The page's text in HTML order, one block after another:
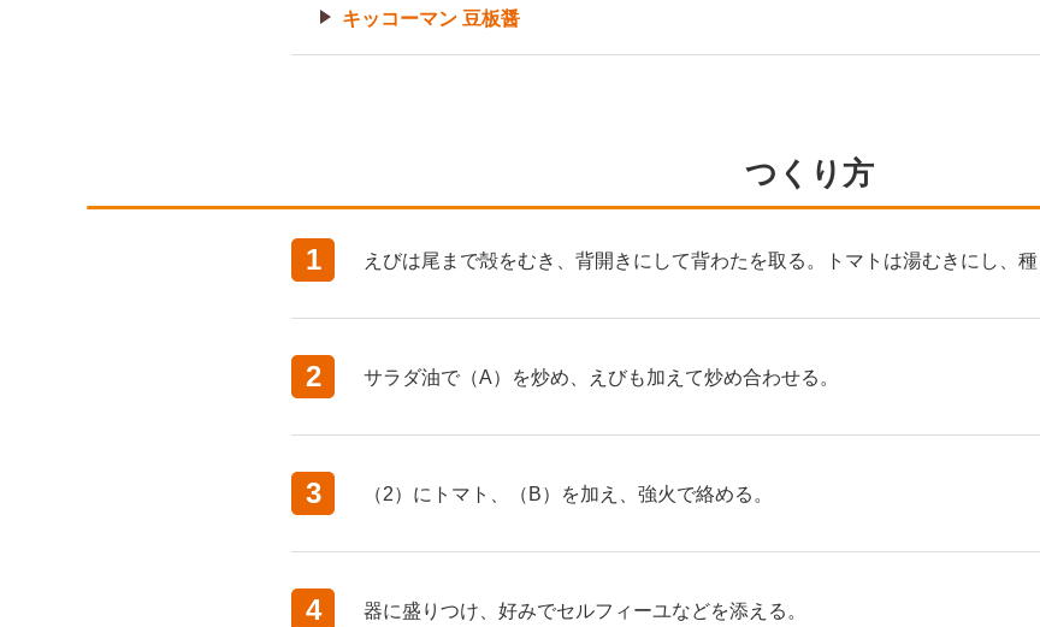
キッコーマン 豆板醤
つくり方
1 えびは尾まで殻をむき、背開きにして背わたを取る。トマトは湯むきにし、
2 サラダ油で（A）を炒め、えびも加えて炒め合わせる。
3 （2）にトマト、（B）を加え、強火で絡める。
4 器に盛りつけ、好みでセルフィーユなどを添える。